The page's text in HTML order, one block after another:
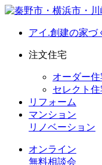
アイ.創建の家づ
注文住宅
オーダー住
セレクト住
リフォーム
マンション
リノベーション
オンライン
無料相談会